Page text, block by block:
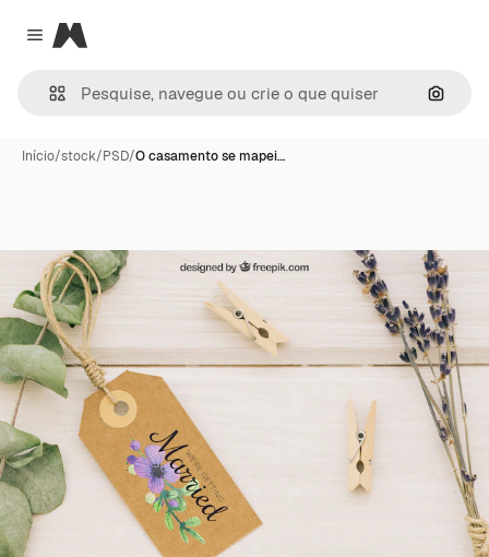
Close menu
Magnific
Início/stock/PSD/O casamento se mapei…